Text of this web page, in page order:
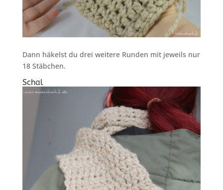
Dann häkelst du drei weitere Runden mit jeweils nur
18 Stäbchen.
Schal